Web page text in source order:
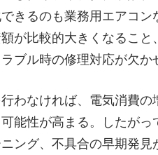
きるのも業務用エアコ
が比較的大きくなるこ
ブル時の修理対応が欠か
わなければ、電気消費
能性が高まる。したが
ング、不具合の早期発